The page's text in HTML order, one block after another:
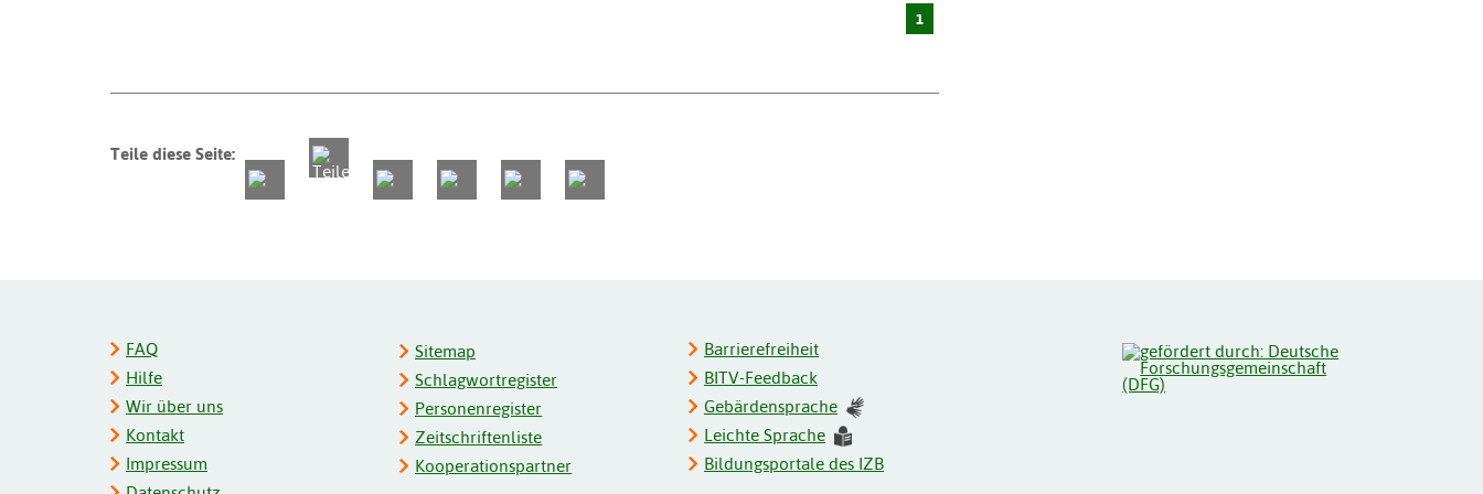
1
Teile diese Seite:
FAQ
Hilfe
Wir über uns
Kontakt
Impressum
Sitemap
Schlagwortregister
Personenregister
Zeitschriftenliste
Kooperationspartner
Barrierefreiheit
BITV-Feedback
Gebärdensprache
Leichte Sprache
Bildungsportale des IZB